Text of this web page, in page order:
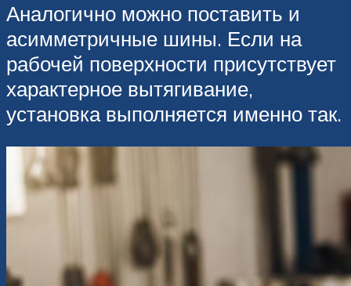
Аналогично можно поставить и
асимметричные шины. Если на
рабочей поверхности присутствует
характерное вытягивание,
установка выполняется именно так.